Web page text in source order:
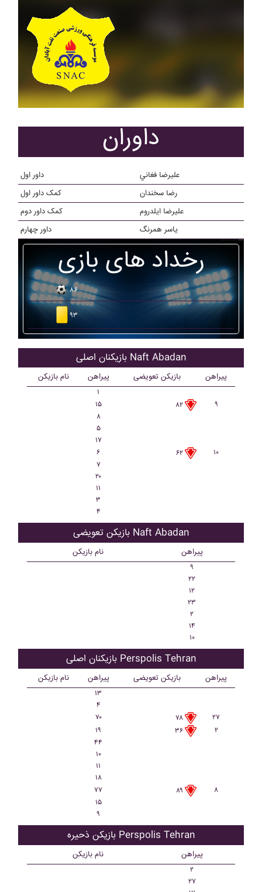
داوران
داور اول
عليرضا فغاني
کمک داور اول
رضا سخندان
کمک داور دوم
عليرضا ايلدروم
داور چهارم
ياسر همرنگ
رخداد های بازی
۸۶
۹۳
بازیکنان اصلی Naft Abadan
نام بازیکن پیراهن بازیکن تعویضی پیراهن
۱
۱۵
۸۲
۹
۸
۵
۱۷
۶
۶۲
۱۰
۷
۲۰
۱۱
۳
۴
بازیکن تعویضی Naft Abadan
نام بازیکن پیراهن
۹
۲۲
۱۲
۲۳
۲
۱۴
۱۰
بازیکنان اصلی Perspolis Tehran
نام بازیکن پیراهن بازیکن تعویضی پیراهن
۱۳
۴
۷۰
۷۸
۲۷
۱۹
۳۶
۲
۴۴
۱۰
۱۱
۱۸
۷۷
۸۹
۸
۱۵
۹
بازیکن ذحیره Perspolis Tehran
نام بازیکن پیراهن
۲
۲۷